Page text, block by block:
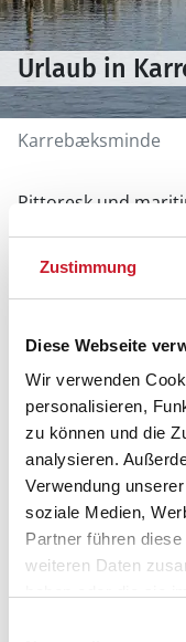
Zustimmung
Diese Webseite
Wir verwenden
personalisieren,
zu können und die
analysieren.
Verwendung
soziale Medien,
Partner führen
weiteren Daten
Karrebæksminde
Urlaub in
Pittoresk und
Hafen einfallen.
ein langgezogener
kleine Räucherei.
besonders
Segelboote und
einfahren und an